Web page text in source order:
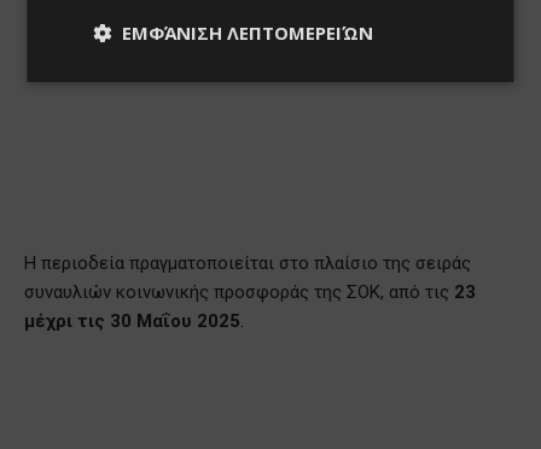
ΕΜΦΆΝΙΣΗ ΛΕΠΤΟΜΕΡΕΙΏΝ